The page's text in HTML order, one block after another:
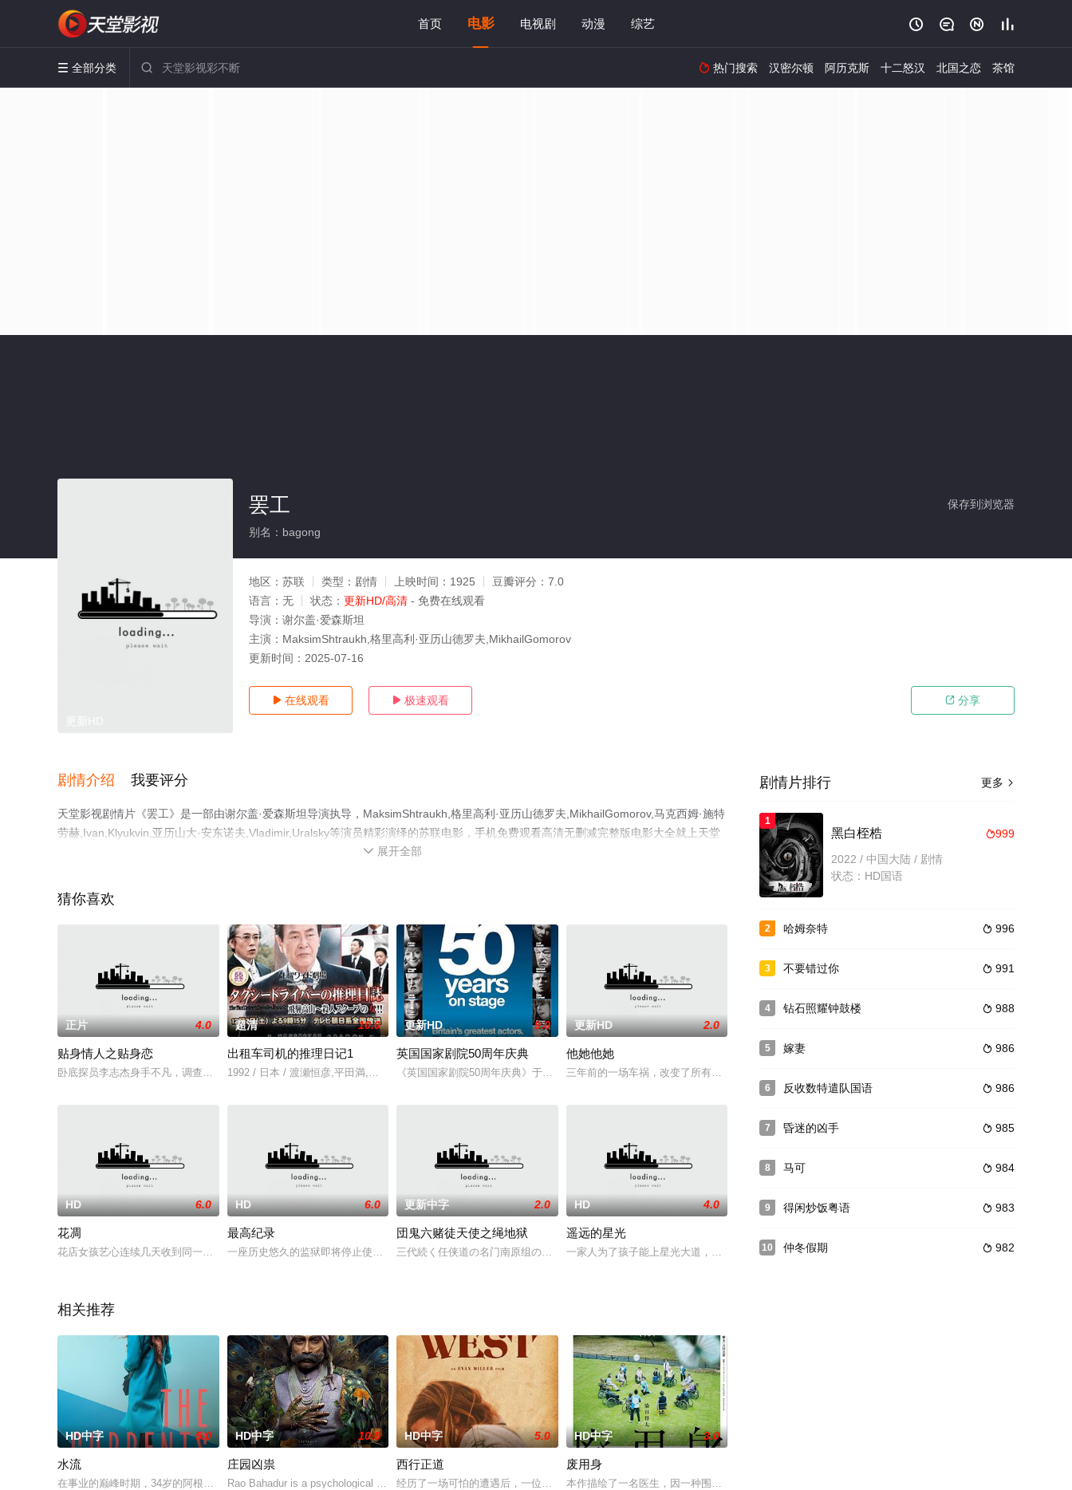
首页 电影 电视剧 动漫 综艺    
 全部分类   热门搜索 汉密尔顿 阿历克斯 十二怒汉 北国之恋 茶馆
保存到浏览器
罢工
别名：bagong
地区： 苏联 类型： 剧情 上映时间： 1925 豆瓣评分： 7.0
语言： 无 状态： 更新HD/高清 - 免费在线观看
导演： 谢尔盖·爱森斯坦
主演： MaksimShtraukh,格里高利·亚历山德罗夫,MikhailGomorov
更新时间： 2025-07-16
 在线观看  极速观看  分享
剧情介绍 我要评分
天堂影视剧情片《罢工》是一部由谢尔盖·爱森斯坦导演执导，MaksimShtraukh,格里高利·亚历山德罗夫,MikhailGomorov,马克西姆·施特
劳赫,Ivan,Klyukvin,亚历山大·安东诺夫,Vladimir,Uralsky等演员精彩演绎的苏联电影，手机免费观看高清无删减完整版电影大全就上天堂
电影网，更多相关信息可移步至豆瓣电影、电视猫或剧情网等平台了解。
 展开全部
猜你喜欢
正片 4.0
贴身情人之贴身恋
卧底探员李志杰身手不凡，调查贩毒集团主脑与职业杀手EVA成生死之交，更与首领情妇Judy相恋，事业爱情友情令他作出最后抉择。
超清 10.0
出租车司机的推理日记1
1992 / 日本 / 渡瀬恒彦,平田満,風見しんご,林美穂
更新HD 9.0
英国国家剧院50周年庆典
《英国国家剧院50周年庆典》于11月2日在bbc2播出，各路戏骨轮番演绎英国国家剧院经典舞台剧，演出嘉宾包括朱迪丹奇，迈克尔甘本，海伦米勒
更新HD 2.0
他她他她
三年前的一场车祸，改变了所有人的命运。随着车祸肇事者的出狱，所有当事人都不得不面对残酷的真相，并
HD 6.0
花凋
花店女孩艺心连续几天收到同一个男人的订单，却是送给不同的女人，就在她疑心重重之时，又听见房间里传来惊恐的尖叫。她按耐不住心中的惶恐，找来小
HD 6.0
最高纪录
一座历史悠久的监狱即将停止使用，孔武有力的军官汤姆·斯提尔（史蒂文·西格 Steven Seagal 饰）授命处理善后事务，保证剩余的犯人
更新中字 2.0
団鬼六赌徒天使之绳地狱
三代続く任侠道の名门南原组の组长が死んだ。その通夜の日、部屋に戻った组长の娘秋子(谷ナオミ)のなまめかしい丧服姿を见て、かねてから秘
HD 4.0
遥远的星光
一家人为了孩子能上星光大道，展开了激烈的斗争，媳妇和丈母娘为代表的虎妈一派主张苦练“绝学”，最后让
相关推荐
HD中字 5.0
水流
在事业的巅峰时期，34岁的阿根廷造型师丽娜在瑞士的一场颁奖典礼后，被一种突如其来的冲动驱使。回到布宜诺斯艾利斯后，她什么也没说，但她内心深
HD中字 10.0
庄园凶祟
Rao Bahadur is a psychological drama set against the backdrop of a fa
HD中字 5.0
西行正道
经历了一场可怕的遭遇后，一位小镇女子向疏远的哥哥借了钱，独自一人踏上穿越西德克萨斯州的旅程，寻求紧急医疗救助。一路上，她既遭遇了
HD中字 3.0
废用身
本作描绘了一名医生，因一种围绕“废用身”——因瘫痪等原因已无恢复可能的四肢——的治疗方法，而一步步
更多 
剧情片排行
1
999
黑白桎梏
2022 / 中国大陆 / 剧情
状态：HD国语
2  996
哈姆奈特
3  991
不要错过你
4  988
钻石照耀钟鼓楼
5  986
嫁妻
6  986
反收数特遣队国语
7  985
昏迷的凶手
8  984
马可
9  983
得闲炒饭粤语
10  982
仲冬假期